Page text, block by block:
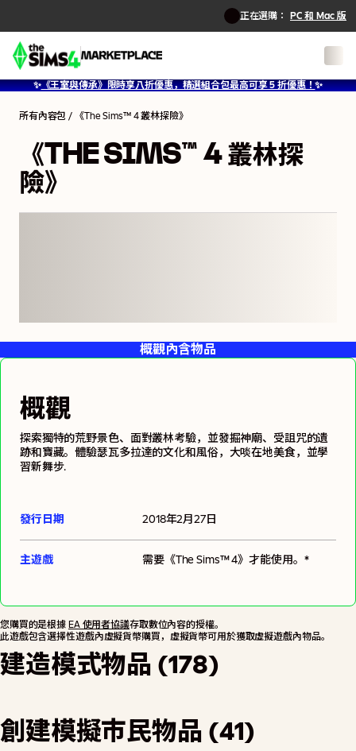
正在選購： PC 和 Mac 版
✨《王室與傳承》限時享八折優惠，精選組合包最高可享 5 折優惠！✨
所有內容包 / 《The Sims™ 4 叢林探險》
《THE SIMS™ 4 叢林探
險》
概觀內含物品
概觀
探索獨特的荒野景色、面對叢林考驗，並發掘神廟、受詛咒的遺
跡和寶藏。體驗瑟瓦多拉達的文化和風俗，大啖在地美食，並學
習新舞步.
發行日期 2018年2月27日
主遊戲 需要《The Sims™ 4》才能使用。*
您購買的是根據 EA 使用者協議存取數位內容的授權。
此遊戲包含選擇性遊戲內虛擬貨幣購買，虛擬貨幣可用於獲取虛擬遊戲內物品。
建造模式物品 (178)
創建模擬市民物品 (41)